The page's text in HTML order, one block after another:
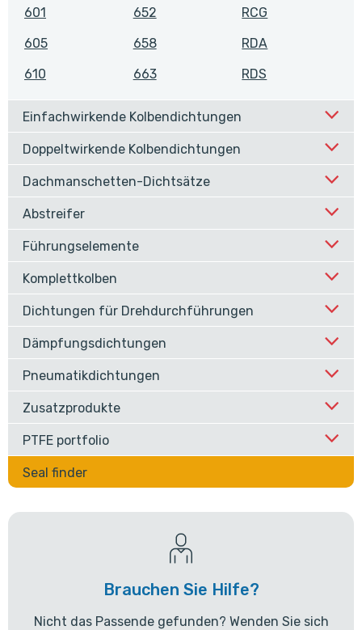
601
605
610
652
658
663
RCG
RDA
RDS
Einfachwirkende Kolbendichtungen
Doppeltwirkende Kolbendichtungen
Dachmanschetten-Dichtsätze
Abstreifer
Führungselemente
Komplettkolben
Dichtungen für Drehdurchführungen
Dämpfungsdichtungen
Pneumatikdichtungen
Zusatzprodukte
PTFE portfolio
Seal finder
Brauchen Sie Hilfe?
Nicht das Passende gefunden? Wenden Sie sich